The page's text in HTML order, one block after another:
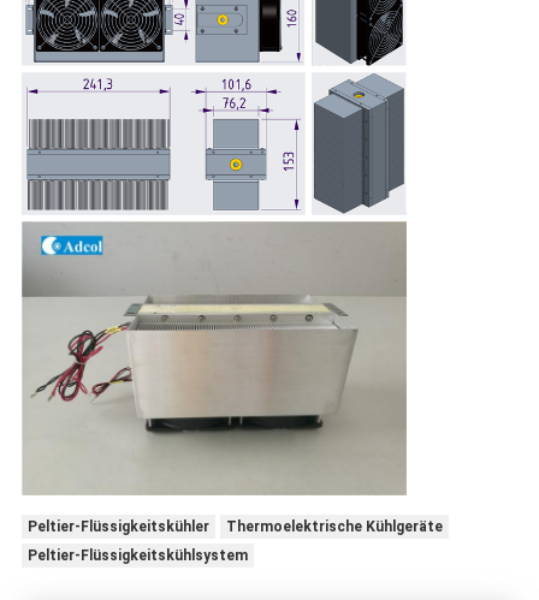
Peltier-Flüssigkeitskühler
Thermoelektrische Kühlgeräte
Peltier-Flüssigkeitskühlsystem